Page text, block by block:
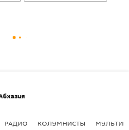
РАДИО КОЛУМНИСТЫ